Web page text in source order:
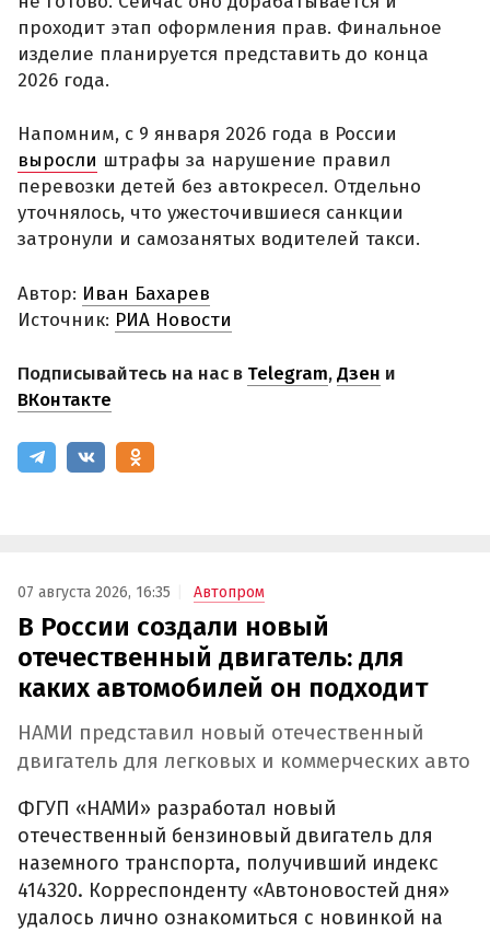
проходит этап оформления прав. Финальное
изделие планируется представить до конца
2026 года.
Напомним, с 9 января 2026 года в России
выросли штрафы за нарушение правил
перевозки детей без автокресел. Отдельно
уточнялось, что ужесточившиеся санкции
затронули и самозанятых водителей такси.
Автор: Иван Бахарев
Источник: РИА Новости
Подписывайтесь на нас в Telegram,Дзен и
ВКонтакте
07 августа 2026, 16:35 Автопром
В России создали новый
отечественный двигатель: для
каких автомобилей он подходит
НАМИ представил новый отечественный
двигатель для легковых и коммерческих авто
ФГУП «НАМИ» разработал новый
отечественный бензиновый двигатель для
наземного транспорта, получивший индекс
414320. Корреспонденту «Автоновостей дня»
удалось лично ознакомиться с новинкой на